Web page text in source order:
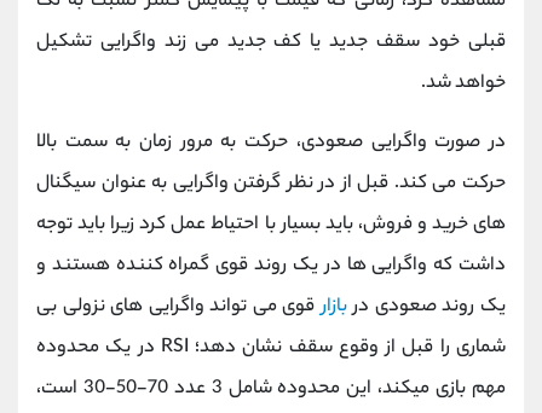
قبلی خود سقف جدید یا کف جدید می زند واگرایی تشکیل
خواهد شد.
در صورت واگرایی صعودی، حرکت به مرور زمان به سمت بالا
حرکت می کند. قبل از در نظر گرفتن واگرایی به عنوان سیگنال
های خرید و فروش، باید بسیار با احتیاط عمل کرد زیرا باید توجه
داشت که واگرایی ها در یک روند قوی گمراه کننده هستند و
یک روند صعودی دربازارقوی می تواند واگرایی های نزولی بی
شماری را قبل از وقوع سقف نشان دهد؛ RSI در یک محدوده
مهم بازی میکند، این محدوده شامل 3 عدد 70-50-30 است،